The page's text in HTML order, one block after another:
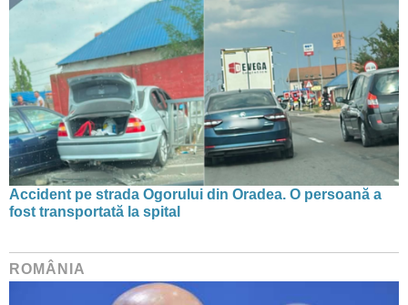
Accident pe strada Ogorului din Oradea. O persoană a
fost transportată la spital
ROMÂNIA